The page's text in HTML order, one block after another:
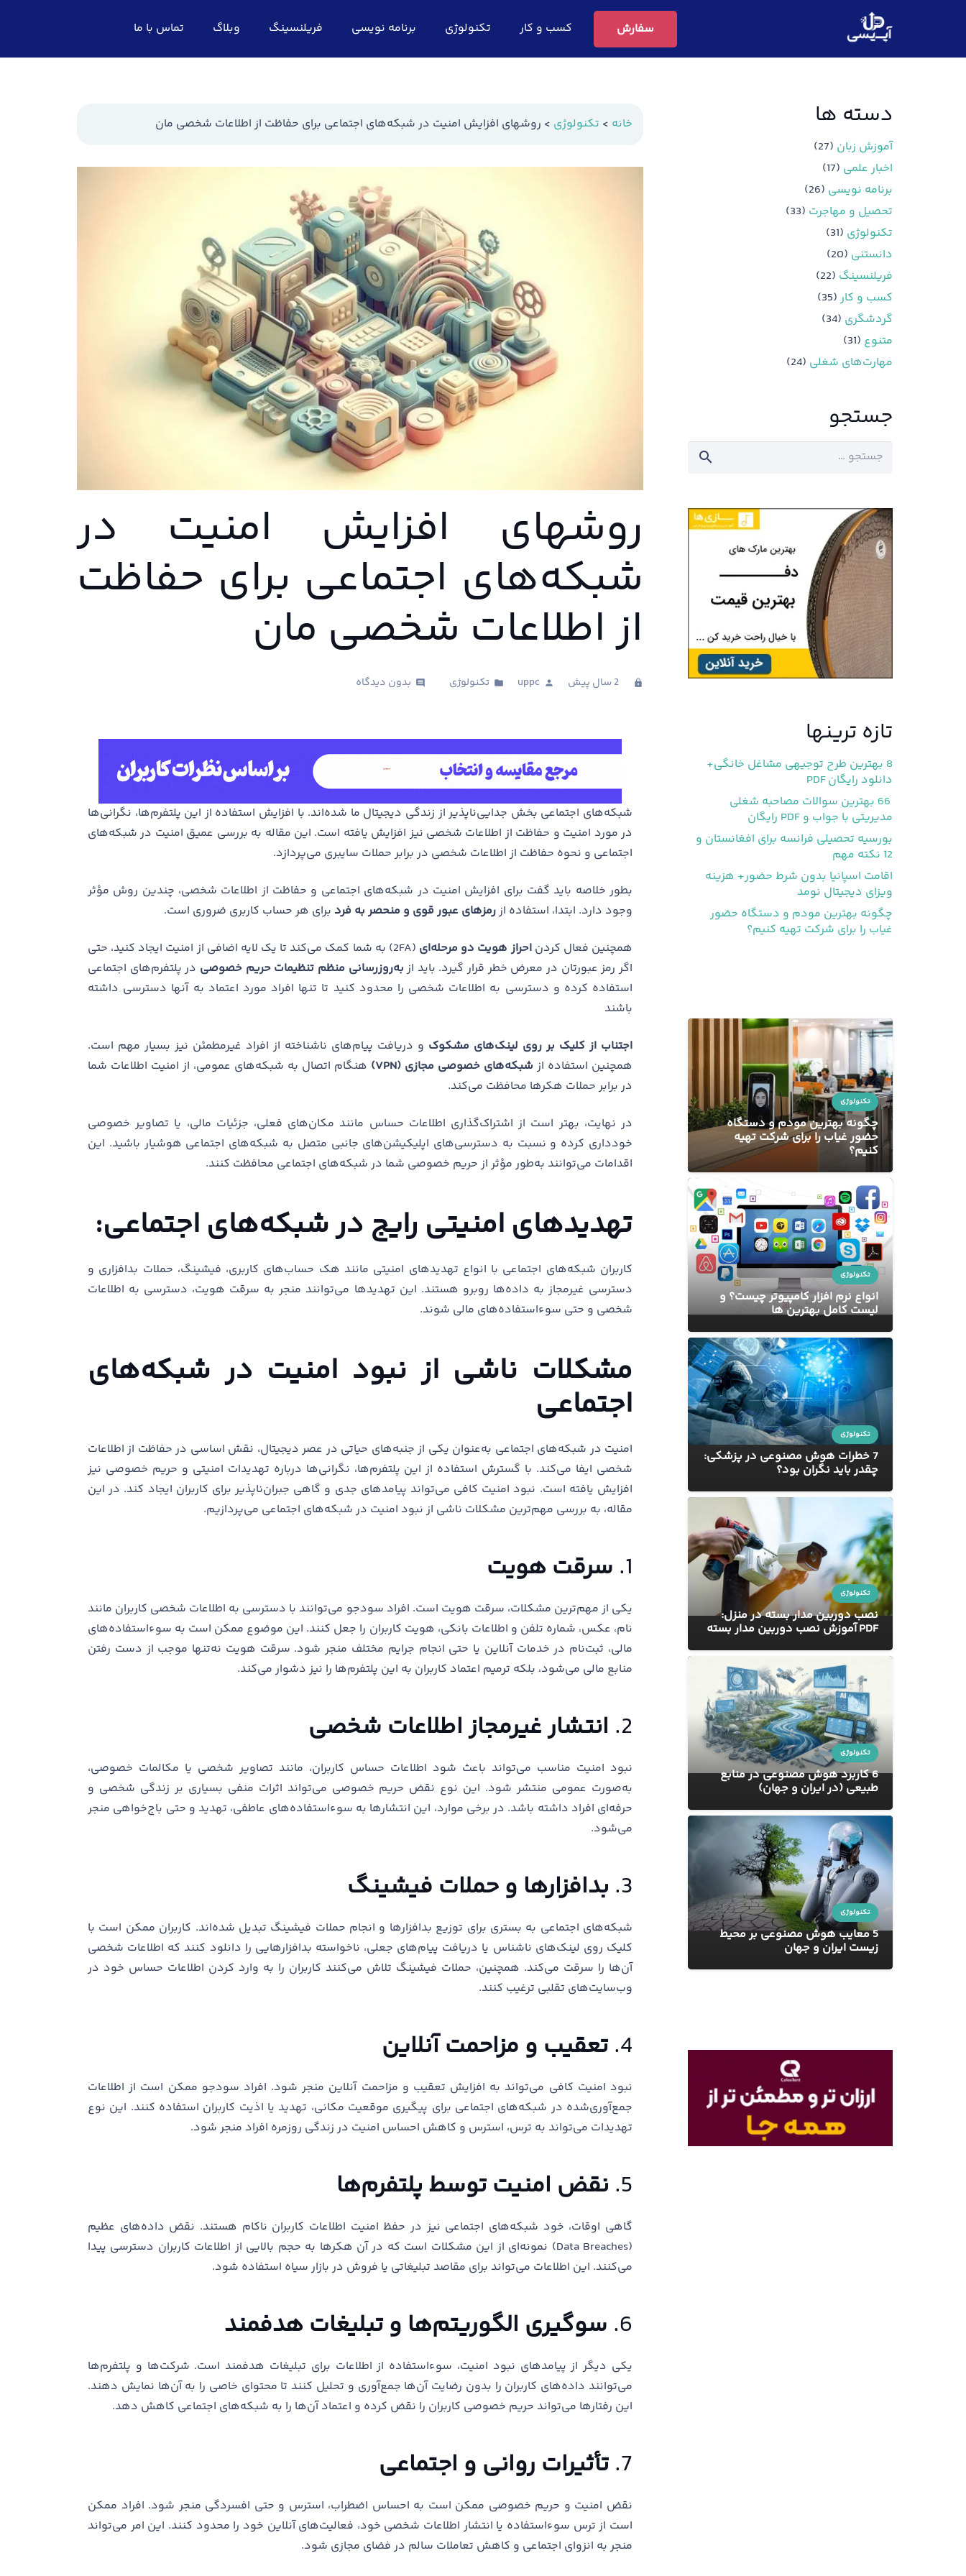
سفارش کسب و کار تکنولوژی برنامه نویسی فریلنسینگ وبلاگ تماس با ما
خانه > تکنولوژی > روشهای افزایش امنیت در شبکه‌های اجتماعی برای حفاظت از اطلاعات شخصی مان
روشهای افزایش امنیت در
شبکه‌های اجتماعی برای حفاظت
از اطلاعات شخصی مان
clock 2 سال پیش person
uppc
folder تکنولوژی comments بدون دیدگاه
شبکه‌های اجتماعی بخش جدایی‌ناپذیر از زندگی دیجیتال ما شده‌اند. با افزایش استفاده از این پلتفرم‌ها، نگرانی‌ها
در مورد امنیت و حفاظت از اطلاعات شخصی نیز افزایش یافته است. این مقاله به بررسی عمیق امنیت در شبکه‌های
اجتماعی و نحوه حفاظت از اطلاعات شخصی در برابر حملات سایبری می‌پردازد.
بطور خلاصه باید گفت برای افزایش امنیت در شبکه‌های اجتماعی و حفاظت از اطلاعات شخصی، چندین روش مؤثر
وجود دارد. ابتدا، استفاده ازرمزهای عبور قوی و منحصر به فرد برای هر حساب کاربری ضروری است.
همچنین فعال کردناحراز هویت دو مرحله‌ای
(2FA) به شما کمک می‌کند تا یک لایه اضافی از امنیت ایجاد کنید، حتی
اگر رمز عبورتان در معرض خطر قرار گیرد. باید از به‌روزرسانی منظم تنظیمات حریم خصوصی در پلتفرم‌های اجتماعی
استفاده کرده و دسترسی به اطلاعات شخصی را محدود کنید تا تنها افراد مورد اعتماد به آنها دسترسی داشته
باشند
اجتناب از کلیک بر روی لینک‌های مشکوک و دریافت پیام‌های ناشناخته از افراد غیرمطمئن نیز بسیار مهم است.
همچنین استفاده از شبکه‌های خصوصی مجازی (VPN)
هنگام اتصال به شبکه‌های عمومی، از امنیت اطلاعات شما
در برابر حملات هکرها محافظت می‌کند.
در نهایت، بهتر است از اشتراک‌گذاری اطلاعات حساس مانند مکان‌های فعلی، جزئیات مالی، یا تصاویر خصوصی
خودداری کرده و نسبت به دسترسی‌های اپلیکیشن‌های جانبی متصل به شبکه‌های اجتماعی هوشیار باشید. این
اقدامات می‌توانند به‌طور مؤثر از حریم خصوصی شما در شبکه‌های اجتماعی محافظت کنند.
تهدیدهای امنیتی رایج در شبکه‌های اجتماعی:
کاربران شبکه‌های اجتماعی با انواع تهدیدهای امنیتی مانند هک حساب‌های کاربری، فیشینگ، حملات بدافزاری و
دسترسی غیرمجاز به داده‌ها روبرو هستند. این تهدیدها می‌توانند منجر به سرقت هویت، دسترسی به اطلاعات
شخصی و حتی سوءاستفاده‌های مالی شوند.
مشکلات ناشی از نبود امنیت در شبکه‌های
اجتماعی
امنیت در شبکه‌های اجتماعی به‌عنوان یکی از جنبه‌های حیاتی در عصر دیجیتال، نقش اساسی در حفاظت از اطلاعات
شخصی ایفا می‌کند. با گسترش استفاده از این پلتفرم‌ها، نگرانی‌ها درباره تهدیدات امنیتی و حریم خصوصی نیز
افزایش یافته است. نبود امنیت کافی می‌تواند پیامدهای جدی و گاهی جبران‌ناپذیر برای کاربران ایجاد کند. در این
مقاله، به بررسی مهم‌ترین مشکلات ناشی از نبود امنیت در شبکه‌های اجتماعی می‌پردازیم.
1. سرقت هویت
یکی از مهم‌ترین مشکلات، سرقت هویت است. افراد سودجو می‌توانند با دسترسی به اطلاعات شخصی کاربران مانند
نام، عکس، شماره تلفن و اطلاعات بانکی، هویت کاربران را جعل کنند. این موضوع ممکن است به سوءاستفاده‌های
مالی، ثبت‌نام در خدمات آنلاین یا حتی انجام جرایم مختلف منجر شود. سرقت هویت نه‌تنها موجب از دست رفتن
منابع مالی می‌شود، بلکه ترمیم اعتماد کاربران به این پلتفرم‌ها را نیز دشوار می‌کند.
2. انتشار غیرمجاز اطلاعات شخصی
نبود امنیت مناسب می‌تواند باعث شود اطلاعات حساس کاربران، مانند تصاویر شخصی یا مکالمات خصوصی،
به‌صورت عمومی منتشر شود. این نوع نقض حریم خصوصی می‌تواند اثرات منفی بسیاری بر زندگی شخصی و
حرفه‌ای افراد داشته باشد. در برخی موارد، این انتشارها به سوءاستفاده‌های عاطفی، تهدید و حتی باج‌خواهی منجر
می‌شود.
3. بدافزارها و حملات فیشینگ
شبکه‌های اجتماعی به بستری برای توزیع بدافزارها و انجام حملات فیشینگ تبدیل شده‌اند. کاربران ممکن است با
کلیک روی لینک‌های ناشناس یا دریافت پیام‌های جعلی، ناخواسته بدافزارهایی را دانلود کنند که اطلاعات شخصی
آن‌ها را سرقت می‌کند. همچنین، حملات فیشینگ تلاش می‌کنند کاربران را به وارد کردن اطلاعات حساس خود در
وب‌سایت‌های تقلبی ترغیب کنند.
4. تعقیب و مزاحمت آنلاین
نبود امنیت کافی می‌تواند به افزایش تعقیب و مزاحمت آنلاین منجر شود. افراد سودجو ممکن است از اطلاعات
جمع‌آوری‌شده در شبکه‌های اجتماعی برای پیگیری موقعیت مکانی، تهدید یا اذیت کاربران استفاده کنند. این نوع
تهدیدات می‌تواند به ترس، استرس و کاهش احساس امنیت در زندگی روزمره افراد منجر شود.
5. نقض امنیت توسط پلتفرم‌ها
گاهی اوقات، خود شبکه‌های اجتماعی نیز در حفظ امنیت اطلاعات کاربران ناکام هستند. نقض داده‌های عظیم
(Data Breaches) نمونه‌ای از این مشکلات است که در آن هکرها به حجم بالایی از اطلاعات کاربران دسترسی پیدا
می‌کنند. این اطلاعات می‌تواند برای مقاصد تبلیغاتی یا فروش در بازار سیاه استفاده شود.
6. سوگیری الگوریتم‌ها و تبلیغات هدفمند
یکی دیگر از پیامدهای نبود امنیت، سوءاستفاده از اطلاعات برای تبلیغات هدفمند است. شرکت‌ها و پلتفرم‌ها
می‌توانند داده‌های کاربران را بدون رضایت آن‌ها جمع‌آوری و تحلیل کنند تا محتوای خاصی را به آن‌ها نمایش دهند.
این رفتارها می‌تواند حریم خصوصی کاربران را نقض کرده و اعتماد آن‌ها را به شبکه‌های اجتماعی کاهش دهد.
7. تأثیرات روانی و اجتماعی
نقض امنیت و حریم خصوصی ممکن است به احساس اضطراب، استرس و حتی افسردگی منجر شود. افراد ممکن
است از ترس سوءاستفاده یا انتشار اطلاعات شخصی خود، فعالیت‌های آنلاین خود را محدود کنند. این امر می‌تواند
منجر به انزوای اجتماعی و کاهش تعاملات سالم در فضای مجازی شود.
دسته ها
آموزش زبان (27)
اخبار علمی (17)
برنامه نویسی (26)
تحصیل و مهاجرت (33)
تکنولوژی (31)
دانستنی (20)
فریلنسینگ (22)
کسب و کار (35)
گردشگری (34)
متنوع (31)
مهارت‌های شغلی (24)
جستجو
جستجو
تازه ترینها
8 بهترین طرح توجیهی مشاغل خانگی+
دانلود رایگان PDF
66 بهترین سوالات مصاحبه شغلی
مدیریتی با جواب و PDF رایگان
بورسیه تحصیلی فرانسه برای افغانستان و
12 نکته مهم
اقامت اسپانیا بدون شرط حضور+ هزینه
ویزای دیجیتال نومد
چگونه بهترین مودم و دستگاه حضور
غیاب را برای شرکت تهیه کنیم؟
تکنولوژی
چگونه بهترین مودم و دستگاه
حضور غیاب را برای شرکت تهیه
کنیم؟
تکنولوژی
انواع نرم افزار کامپیوتر چیست؟ و
لیست کامل بهترین ها
تکنولوژی
7 خطرات هوش مصنوعی در پزشکی:
چقدر باید نگران بود؟
تکنولوژی
نصب دوربین مدار بسته در منزل:
PDF آموزش نصب دوربین مدار بسته
تکنولوژی
6 کاربرد هوش مصنوعی در منابع
طبیعی (در ایران و جهان)
تکنولوژی
5 معایب هوش مصنوعی بر محیط
زیست ایران و جهان